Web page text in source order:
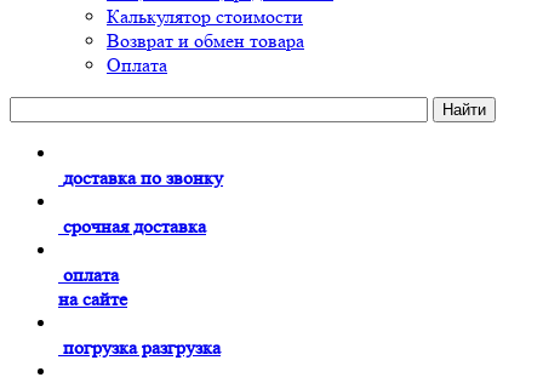
Калькулятор стоимости
Возврат и обмен товара
Оплата
доставка по звонку
срочная доставка
оплата
на сайте
погрузка разгрузка